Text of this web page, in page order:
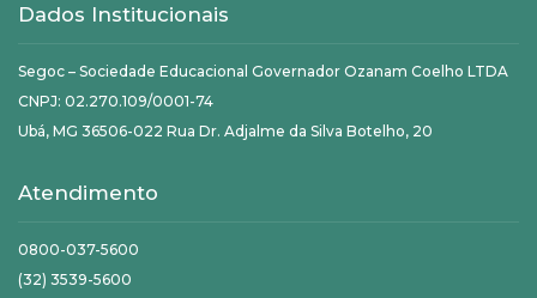
Dados Institucionais
Segoc – Sociedade Educacional Governador Ozanam Coelho LTDA
CNPJ: 02.270.109/0001-74
Ubá, MG 36506-022 Rua Dr. Adjalme da Silva Botelho, 20
Atendimento
0800-037-5600
(32) 3539-5600